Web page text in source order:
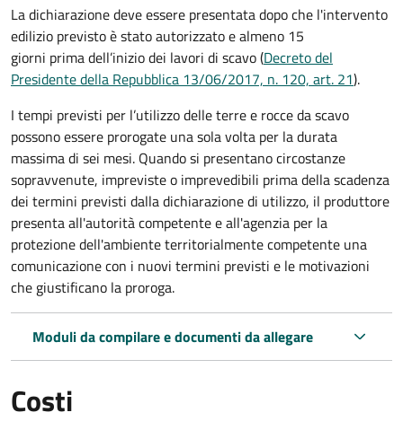
La dichiarazione deve essere presentata dopo che l'intervento
edilizio previsto è stato autorizzato e almeno 15
giorni primadell’inizio dei lavori di scavo (Decreto del
Presidente della Repubblica 13/06/2017, n. 120, art. 21).
I tempi previsti per l’utilizzo delle terre e rocce da scavo
possono essere prorogate una sola volta per la durata
massima di sei mesi. Quando si presentano circostanze
sopravvenute, impreviste o imprevedibili prima della scadenza
dei termini previsti dalla dichiarazione di utilizzo, il produttore
presenta all'autorità competente e all'agenzia per la
protezione dell'ambiente territorialmente competente una
comunicazione con i nuovi termini previsti e le motivazioni
che giustificano la proroga.
Moduli da compilare e documenti da allegare
Costi